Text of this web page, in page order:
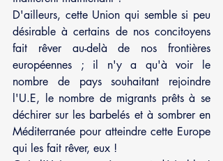
D'ailleurs, cette Union qui semble si peu
désirable à certains de nos concitoyens
fait rêver au-delà de nos frontières
européennes ; il n'y a qu'à voir le
nombre de pays souhaitant rejoindre
l'U.E, le nombre de migrants prêts à se
déchirer sur les barbelés et à sombrer en
Méditerranée pour atteindre cette Europe
qui les fait rêver, eux !